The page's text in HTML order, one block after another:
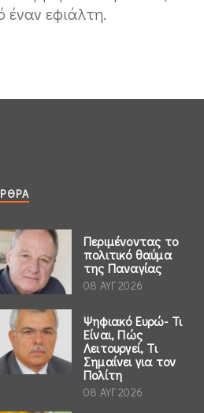
έναν εφιάλτη.
Περιμένοντας το
πολιτικό θαύμα
της Παναγίας
08 ΑΥΓ 2026
Ψηφιακό Ευρώ- Τι
Είναι, Πώς
Λειτουργεί, Τι
Σημαίνει για τον
Πολίτη
08 ΑΥΓ 2026